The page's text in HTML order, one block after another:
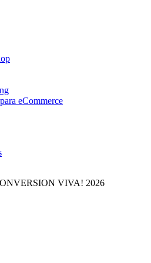
eCommerce
VIVA! 2026